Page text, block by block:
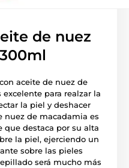
de nuez
aceite de nuez de
para realzar la
la piel y deshacer
nuez de macadamia es
que destaca por su alta
la piel, ejerciendo un
sobre las pieles
será mucho más